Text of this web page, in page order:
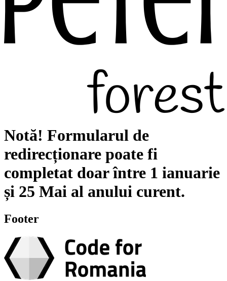
Notă! Formularul de
redirecționare poate fi
completat doar între 1 ianuarie
și 25 Mai al anului curent.
Footer